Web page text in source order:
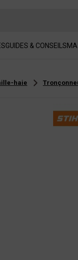
GUIDES & CONSEILS
haie